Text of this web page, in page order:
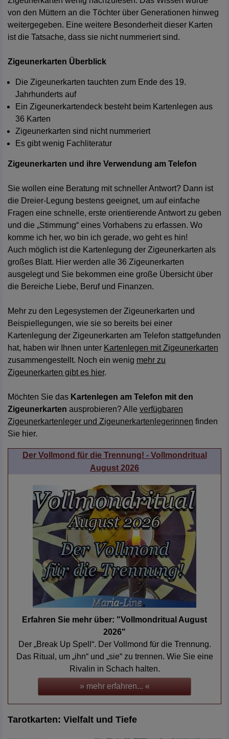
von den Müttern an die Töchter über Generationen hinweg
weitergegeben. Eine weitere Besonderheit dieser Karten
ist die Tatsache, dass sie nicht nummeriert sind.
Zigeunerkarten Überblick
Die Zigeunerkarten tauchten zum Ende des 19.
Jahrhunderts auf
Ein Zigeunerkartendeck besteht beim Kartenlegen aus
36 Karten
Zigeunerkarten sind nicht nummeriert
Es gibt wenig Fachliteratur
Zigeunerkarten und ihre Verwendung am Telefon
Sie wollen eine Beratung mit schneller Antwort? Dann ist
die Dreier-Legung bestens geeignet, um auf einfache
Fragen eine schnelle, erste orientierende Antwort zu geben
und die „Stimmung“ eines Vorhabens zu erfassen. Wo
komme ich her, wo bin ich gerade, wo geht es hin!
Auch möglich ist die Kartenlegung der Zigeunerkarten als
großes Blatt. Hier werden alle 36 Zigeunerkarten
ausgelegt und Sie bekommen eine große Übersicht über
die Bereiche Liebe, Beruf und Finanzen.
Mehr zu den Legesystemen der Zigeunerkarten und
Beispiellegungen, wie sie so bereits bei einer
Kartenlegung der Zigeunerkarten am Telefon stattgefunden
hat, haben wir Ihnen unter Kartenlegen mit Zigeunerkarten
zusammengestellt. Noch ein wenig mehr zu
Zigeunerkarten gibt es hier.
Möchten Sie das Kartenlegen am Telefon mit den
Zigeunerkarten ausprobieren? Alle verfügbaren
Zigeunerkartenleger und Zigeunerkartenlegerinnen finden
Sie hier.
Der Vollmond für die Trennung! - Vollmondritual
August 2026
Erfahren Sie mehr über: "Vollmondritual August
2026"
Der „Break Up Spell“. Der Vollmond für die Trennung.
Das Ritual, um „ihn“ und „sie“ zu trennen. Wie Sie eine
Rivalin in Schach halten.
» mehr erfahren... «
Tarotkarten: Vielfalt und Tiefe